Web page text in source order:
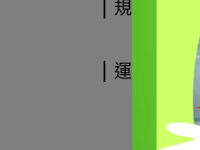
規格說明
運送方式